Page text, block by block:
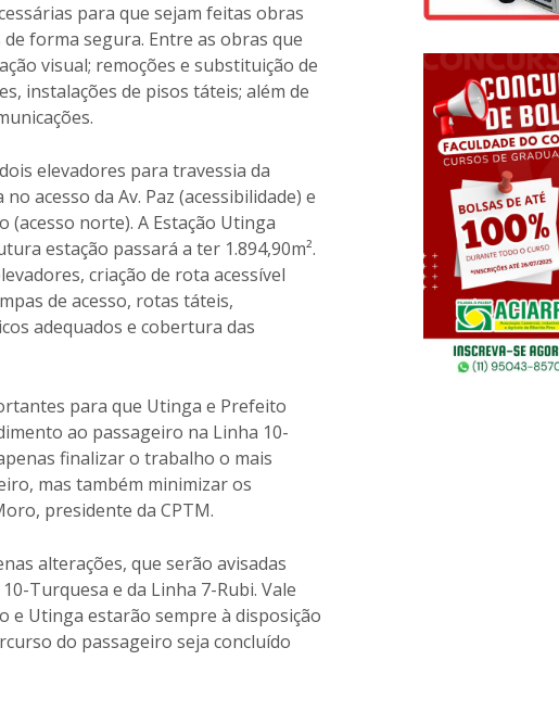
para que sejam feitas obras
forma segura. Entre as obras que
visual; remoções e substituição de
instalações de pisos táteis; além de
elevadores para travessia da
acesso da Av. Paz (acessibilidade) e
norte). A Estação Utinga
estação passará a ter 1.894,90m².
criação de rota acessível
de acesso, rotas táteis,
adequados e cobertura das
para que Utinga e Prefeito
ao passageiro na Linha 10-
finalizar o trabalho o mais
mas também minimizar os
presidente da CPTM.
alterações, que serão avisadas
Turquesa e da Linha 7-Rubi. Vale
e Utinga estarão sempre à disposição
do passageiro seja concluído